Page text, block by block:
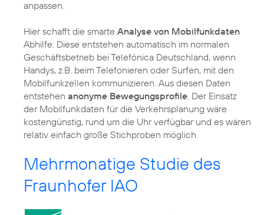
anpassen.
Hier schafft die smarte Analyse von Mobilfunkdaten
Abhilfe: Diese entstehen automatisch im normalen
Geschäftsbetrieb bei Telefónica Deutschland, wenn
Handys, z.B. beim Telefonieren oder Surfen, mit den
Mobilfunkzellen kommunizieren. Aus diesen Daten
entstehen anonyme Bewegungsprofile . Der Einsatz
der Mobilfunkdaten für die Verkehrsplanung wäre
kostengünstig, rund um die Uhr verfügbar und es wären
relativ einfach große Stichproben möglich.
Mehrmonatige Studie des
Fraunhofer IAO